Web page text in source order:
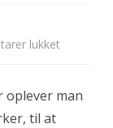
lukket
l
oplever man
til at